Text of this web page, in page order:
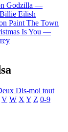
Godzilla —
Billie Eilish
Paint The Town
Is You —
Dis-moi tout
V W X Y Z 0-9